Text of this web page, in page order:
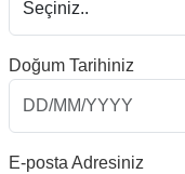
Doğum Tarihiniz
E-posta Adresiniz